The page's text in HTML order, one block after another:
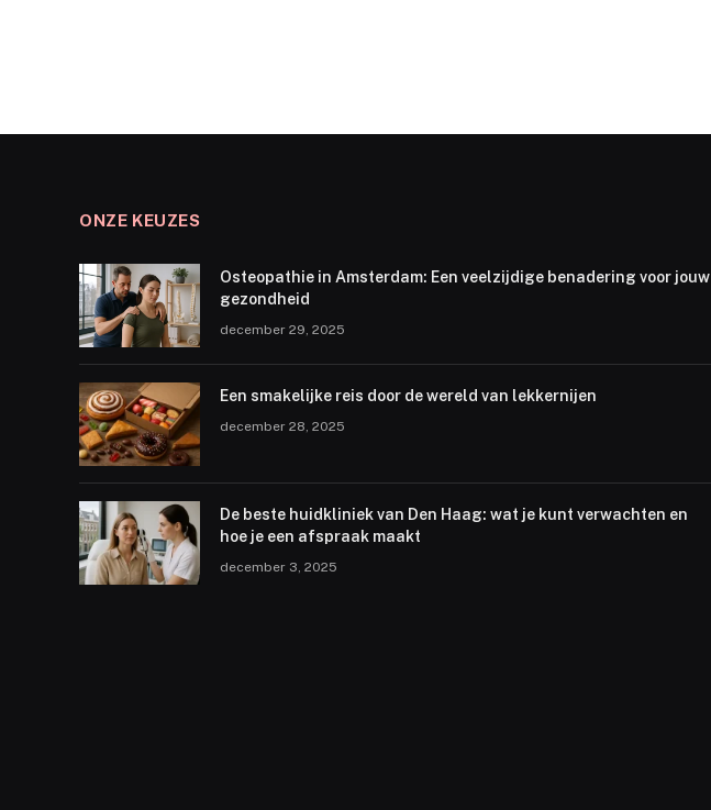
ONZE KEUZES
Osteopathie in Amsterdam: Een veelzijdige benadering voor jouw
gezondheid
december 29, 2025
Een smakelijke reis door de wereld van lekkernijen
december 28, 2025
De beste huidkliniek van Den Haag: wat je kunt verwachten en
hoe je een afspraak maakt
december 3, 2025